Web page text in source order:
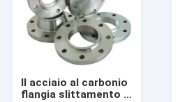
Circa noi
Giro della fabbrica
Il acciaio al carbonio
flangia slittamento di